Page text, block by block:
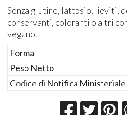
Senza glutine, lattosio, lieviti,
conservanti, coloranti o altri
vegano.
Forma
Peso Netto
Codice di Notifica Ministeriale